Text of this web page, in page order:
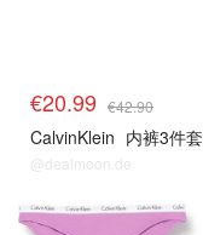
€20.99 €42.90
CalvinKlein 内裤3件套
@dealmoon.de